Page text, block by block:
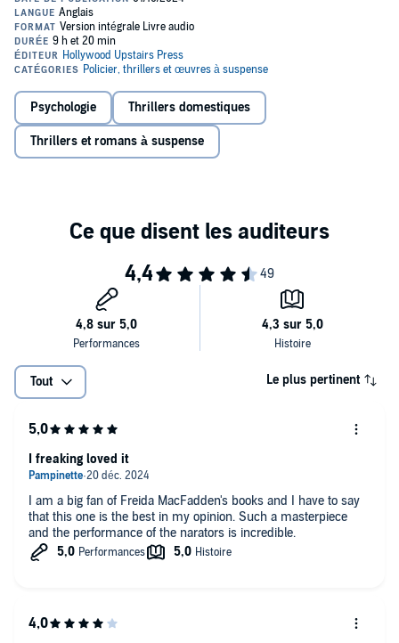
Her new boyfriend is utterly perfect. He's charming, handsome, and
works as a doctor at a local hospital. Sydney is swept off her feet.
deaths across the coast―confounds police. The primary suspect? A
mystery man who dates his victims before he kills them.
Sydney should feel safe. After all, she is dating the guy of her
be the killer's next victim…
©2024 Freida McFadden (P)2024 Hollywood Upstairs Press
Psychologie Thrillers domestiques
Thrillers et romans à suspense
Tout Le plus pertinent
I am a big fan of Freida MacFadden's books and I have to say
that this one is the best in my opinion. Such a masterpiece
and the performance of the narators is incredible.
I freaking loved it